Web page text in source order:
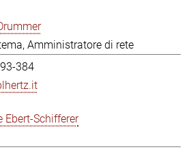
Amministratore di rete
384
Ebert-Schifferer